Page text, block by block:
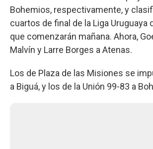
Bohemios, respectivamente, y
cuartos de final de la Liga Uruguaya
que comenzarán mañana. Ahora,
Malvín y Larre Borges a Atenas.
Los de Plaza de las Misiones se
a Biguá, y los de la Unión 99-83 a